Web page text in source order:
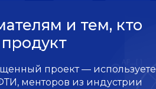
и тем, кто
проект — используете
менторов из индустрии